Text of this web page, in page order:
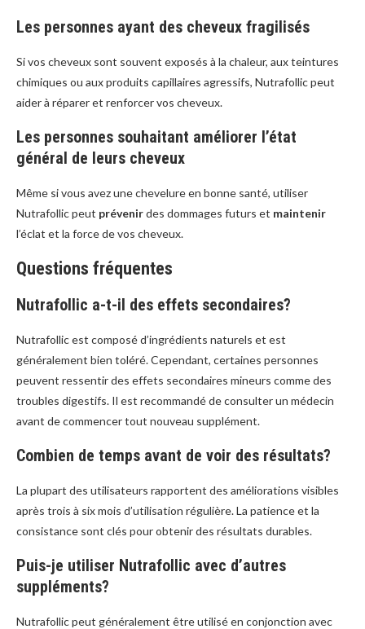
Les personnes ayant des cheveux fragilisés
Si vos cheveux sont souvent exposés à la chaleur, aux teintures
chimiques ou aux produits capillaires agressifs, Nutrafollic peut
aider à réparer et renforcer vos cheveux.
Les personnes souhaitant améliorer l’état
général de leurs cheveux
Même si vous avez une chevelure en bonne santé, utiliser
Nutrafollic peut prévenirdes dommages futurs et maintenir
l’éclat et la force de vos cheveux.
Questions fréquentes
Nutrafollic a-t-il des effets secondaires?
Nutrafollic est composé d’ingrédients naturels et est
généralement bien toléré. Cependant, certaines personnes
peuvent ressentir des effets secondaires mineurs comme des
troubles digestifs. Il est recommandé de consulter un médecin
avant de commencer tout nouveau supplément.
Combien de temps avant de voir des résultats?
La plupart des utilisateurs rapportent des améliorations visibles
après trois à six mois d’utilisation régulière. La patience et la
consistance sont clés pour obtenir des résultats durables.
Puis-je utiliser Nutrafollic avec d’autres
suppléments?
Nutrafollic peut généralement être utilisé en conjonction avec